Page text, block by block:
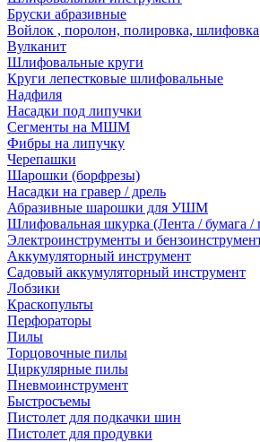
Бруски абразивные
Войлок , поролон, полировка, шлифовка
Вулканит
Шлифовальные круги
Круги лепестковые шлифовальные
Надфиля
Насадки под липучки
Сегменты на МШМ
Фибры на липучку
Черепашки
Шарошки (борфрезы)
Насадки на гравер / дрель
Абразивные шарошки для УШМ
Шлифовальная шкурка (Лента / бумага /
Электроинструменты и
Аккумуляторный инструмент
Садовый аккумуляторный инструмент
Лобзики
Краскопульты
Перфораторы
Пилы
Торцовочные пилы
Циркулярные пилы
Пневмоинструмент
Быстросъемы
Пистолет для подкачки шин
Пистолет для продувки